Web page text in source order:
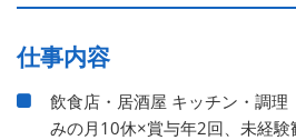
仕事内容
飲食店・居酒屋 キッチン・調
みの月10休×賞与年2回、未経験